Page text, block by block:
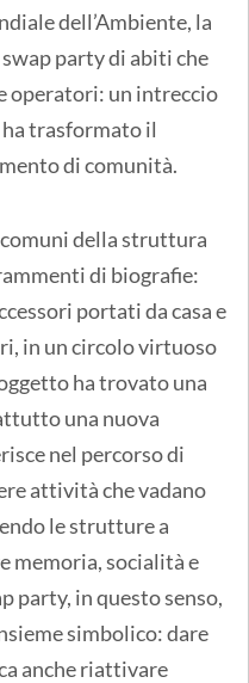
dell’Ambiente, la
party di abiti che
operatori: un intreccio
trasformato il
di comunità.
della struttura
di biografie:
portati da casa e
in un circolo virtuoso
ha trovato una
una nuova
nel percorso di
attività che vadano
le strutture a
memoria, socialità e
party, in questo senso,
simbolico: dare
anche riattivare